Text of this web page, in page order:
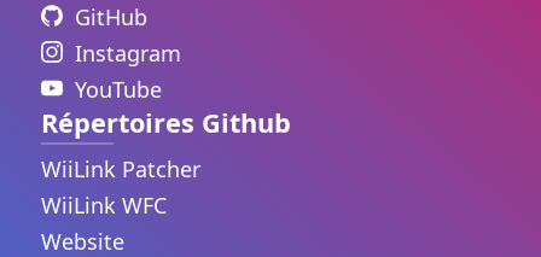
GitHub
Instagram
YouTube
Répertoires Github
WiiLink Patcher
WiiLink WFC
Website